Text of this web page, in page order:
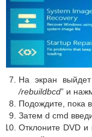
На экран
/rebuildbcd” и
Подождите, пока
Затем d cmd
Отклоните DVD и